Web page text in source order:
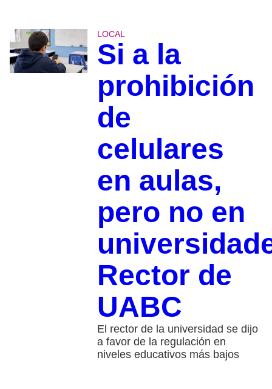
LOCAL
Si a la
prohibición
de
celulares
en aulas,
pero no en
Rector de
UABC
El rector de la universidad se dijo
a favor de la regulación en
niveles educativos más bajos